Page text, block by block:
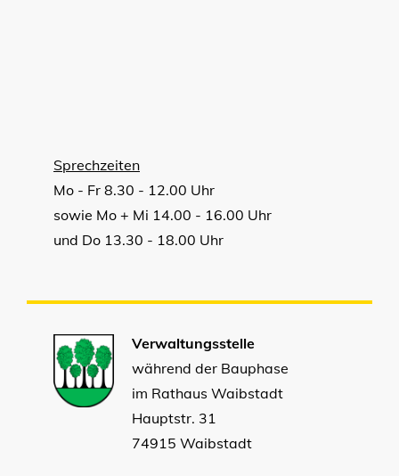
Sprechzeiten
Mo - Fr 8.30 - 12.00 Uhr
sowie Mo + Mi 14.00 - 16.00 Uhr
und Do 13.30 - 18.00 Uhr
Verwaltungsstelle
während der Bauphase
im Rathaus Waibstadt
Hauptstr. 31
74915 Waibstadt